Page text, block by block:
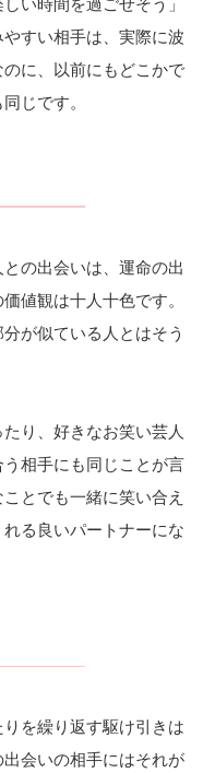
い時間を過ごせそう」
すい相手は、実際に波
に、以前にもどこかで
じです。
の出会いは、運命の出
値観は十人十色です。
が似ている人とはそう
り、好きなお笑い芸人
相手にも同じことが言
とでも一緒に笑い合え
る良いパートナーにな
を繰り返す駆け引きは
会いの相手にはそれが